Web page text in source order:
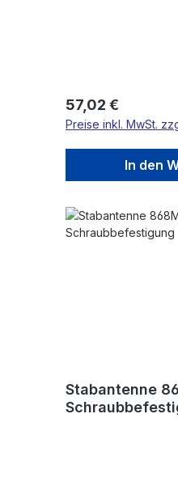
Regulärer Preis:
57,02 €
Preise inkl. MwSt.
In den
Stabantenne